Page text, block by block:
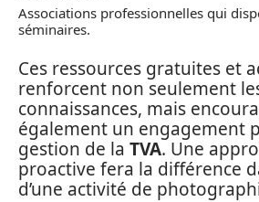
Associations professionnelles qui
séminaires.
Ces ressources gratuites et
renforcent non seulement
connaissances, mais
également un engagement
gestion de la TVA. Une
proactive fera la différence
d’une activité de